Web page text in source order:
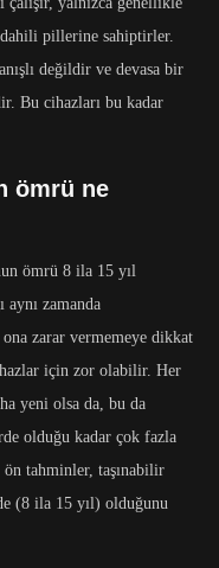
dahili pillerine sahiptirler.
değildir ve devasa bir
Bu cihazları bu kadar
ömrü ne
ömrü 8 ila 15 yıl
aynı zamanda
ona zarar vermemeye dikkat
için zor olabilir. Her
yeni olsa da, bu da
olduğu kadar çok fazla
ön tahminler, taşınabilir
(8 ila 15 yıl) olduğunu